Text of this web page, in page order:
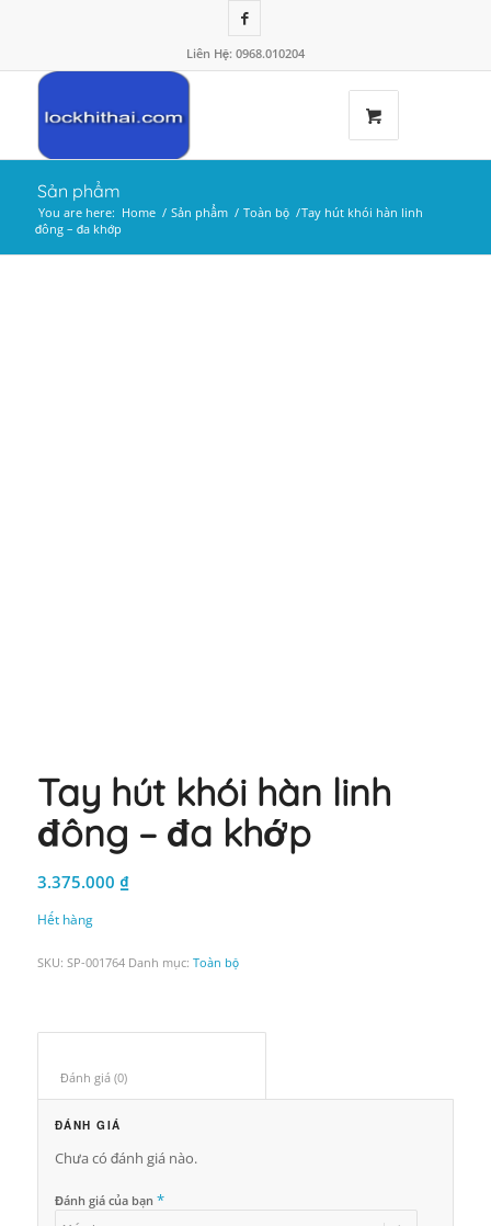
Liên Hệ: 0968.010204
Sản phẩm
You are here: Home / Sản phẩm / Toàn bộ /Tay hút khói hàn linh
đông – đa khớp
Tay hút khói hàn linh
đông – đa khớp
3.375.000 ₫
Hết hàng
SKU: SP-001764 Danh mục: Toàn bộ
Đánh giá (0)
ĐÁNH GIÁ
Chưa có đánh giá nào.
Đánh giá của bạn *